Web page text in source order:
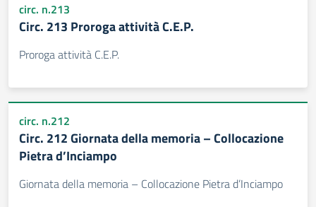
circ. n.213
Circ. 213 Proroga attività C.E.P.
Proroga attività C.E.P.
circ. n.212
Circ. 212 Giornata della memoria – Collocazione
Pietra d’Inciampo
Giornata della memoria – Collocazione Pietra d’Inciampo